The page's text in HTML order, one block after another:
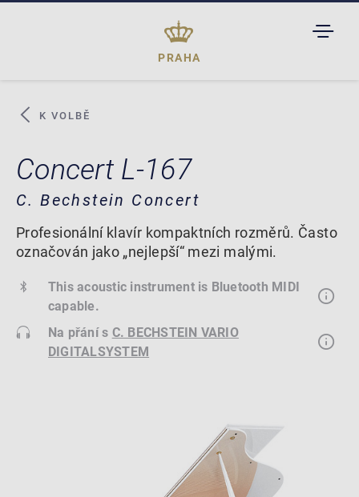
PRAHA
K VOLBĚ
Concert L-167
C. Bechstein Concert
Profesionální klavír kompaktních rozměrů. Často
označován jako „nejlepší“ mezi malými.
This acoustic instrument is Bluetooth MIDI
capable.
Na přání s C. BECHSTEIN VARIO
DIGITALSYSTEM